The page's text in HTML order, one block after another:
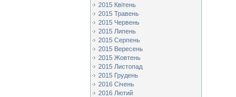
2015 Квітень
2015 Травень
2015 Червень
2015 Липень
2015 Серпень
2015 Вересень
2015 Жовтень
2015 Листопад
2015 Грудень
2016 Січень
2016 Лютий